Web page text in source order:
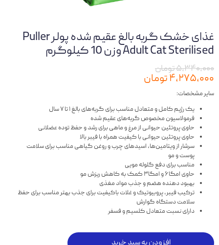
غذای خشک گربه بالغ عقیم شده پولر Puller
Adult Cat Sterilised وزن 10 کیلوگرم
۵,۳۴۰,۰۰۰ تومان
۴,۲۷۵,۰۰۰ تومان
سایر مشخصات:
یک رژیم کامل و متعادل مناسب برای گربه‌های بالغ ۱ تا ۷ سال
فرمولاسیون مخصوص گربه‌های عقیم شده
حاوی پروتئین حیوانی از مرغ و ماهی برای رشد و حفظ توده عضلانی
حاوی پروتئین حیوانی با کیفیت همراه با فیبر بالا
سرشار از ویتامین‌ها، اسیدهای چرب و روغن گیاهی مناسب برای سلامت
پوست و مو
مناسب برای دفع گلوله مویی
حاوی امگا۶ و امگا۳ کمک به کاهش ریزش مو
بهبود دهنده هضم و جذب مواد مغذی
ترکیب فیبر، پروبیوتیک و غلات باکیفیت برای جذب بهتر مناسب برای حفظ
سلامت دستگاه گوارش
دارای نسبت متعادل کلسیم و فسفر